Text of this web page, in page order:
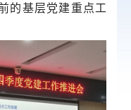
的基层党建重点工